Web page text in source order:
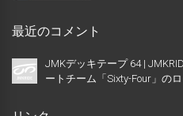
最近のコメント
JMKデッキテープ 64 |
ートチーム「Sixty-Four」の